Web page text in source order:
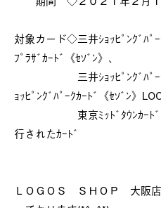
対象カード◇三井ｼｮｯﾋﾟﾝｸﾞﾊﾟ
ﾌﾟﾗｻﾞｶｰﾄﾞ《ｾｿﾞﾝ》、
三井ｼｮｯﾋﾟﾝｸﾞﾊﾟｰｸｶｰﾄ
ｮｯﾋﾟﾝｸﾞﾊﾟｰｸｶｰﾄﾞ《ｾｿﾞﾝ》
東京ﾐｯﾄﾞﾀｳﾝｶｰﾄﾞ《ｾ
行されたｶｰﾄﾞ
ＬＯＧＯＳ ＳＨＯＰ 大阪店